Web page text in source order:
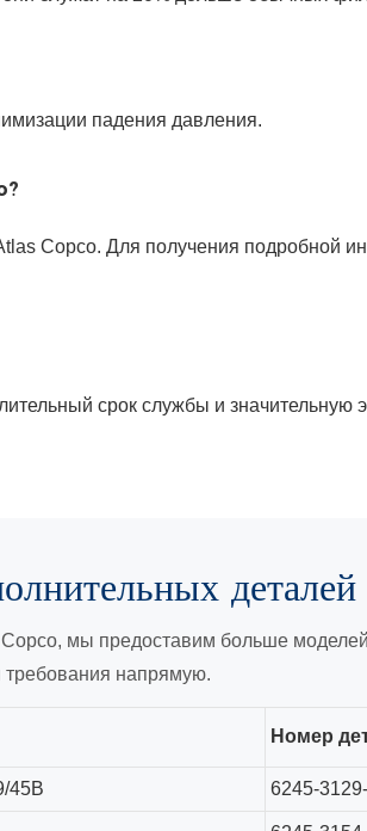
падения давления.
Copco. Для получения подробной
срок службы и значительную
деталей
мы предоставим больше
требования напрямую.
Номер
45B 6245-